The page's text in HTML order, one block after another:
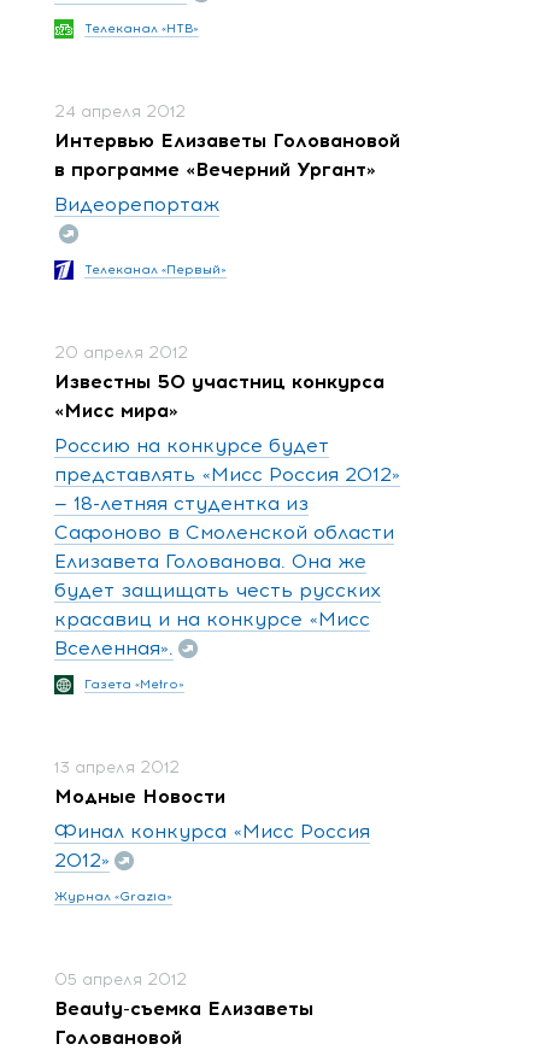
Телеканал «НТВ»
24 апреля 2012
Интервью Елизаветы Головановой
в программе «Вечерний Ургант»
Видеорепортаж
Телеканал «Первый»
20 апреля 2012
Известны 50 участниц конкурса
«Мисс мира»
Россию на конкурсе будет
представлять «Мисс Россия 2012»
— 18-летняя студентка из
Сафоново в Смоленской области
Елизавета Голованова. Она же
будет защищать честь русских
красавиц и на конкурсе «Мисс
Вселенная».
Газета «Metro»
13 апреля 2012
Модные Новости
Финал конкурса «Мисс Россия
2012»
Журнал «Grazia»
05 апреля 2012
Beauty-съемка Елизаветы
Головановой